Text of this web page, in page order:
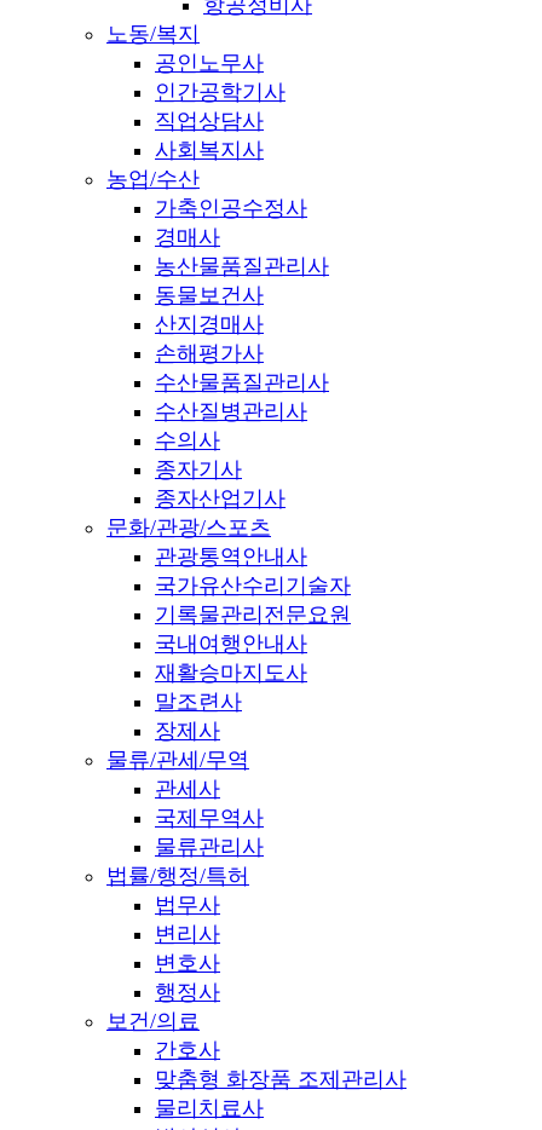
노동/복지
공인노무사
인간공학기사
직업상담사
사회복지사
농업/수산
가축인공수정사
경매사
농산물품질관리사
동물보건사
산지경매사
손해평가사
수산물품질관리사
수산질병관리사
수의사
종자기사
종자산업기사
문화/관광/스포츠
관광통역안내사
국가유산수리기술자
기록물관리전문요원
국내여행안내사
재활승마지도사
말조련사
장제사
물류/관세/무역
관세사
국제무역사
물류관리사
법률/행정/특허
법무사
변리사
변호사
행정사
보건/의료
간호사
맞춤형 화장품 조제관리사
물리치료사